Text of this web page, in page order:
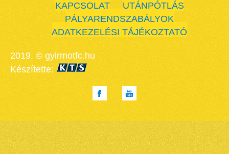
KAPCSOLAT
UTÁNPÓTLÁS
PÁLYARENDSZABÁLYOK
ADATKEZELÉSI TÁJÉKOZTATÓ
2019. © gyirmotfc.hu
Készítette: